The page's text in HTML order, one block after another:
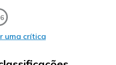
uma crítica